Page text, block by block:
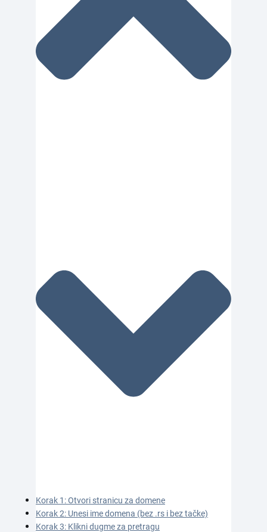
Korak 1: Otvori stranicu za domene
Korak 2: Unesi ime domena (bez .rs i bez tačke)
Korak 3: Klikni dugme za pretragu